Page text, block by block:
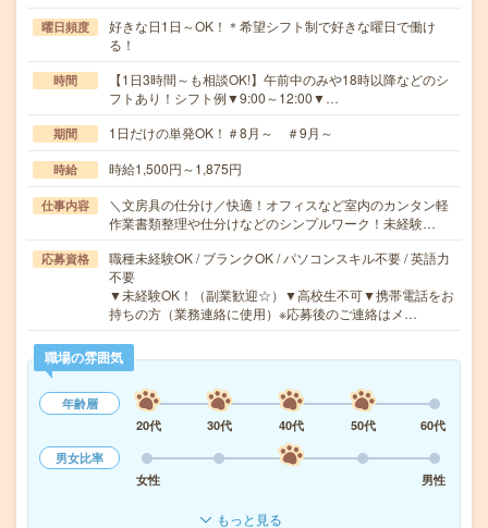
曜日頻度
好きな日1日～OK！＊希望シフト制で好きな曜日で働け
る！
時間
【1日3時間～も相談OK!】午前中のみや18時以降などのシ
フトあり！シフト例▼9:00～12:00▼…
期間 1日だけの単発OK！＃8月～ ＃9月～
時給 時給1,500円～1,875円
仕事内容
＼文房具の仕分け／快適！オフィスなど室内のカンタン軽
作業書類整理や仕分けなどのシンプルワーク！未経験…
応募資格
職種未経験OK / ブランクOK / パソコンスキル不要 / 英語力
不要
▼未経験OK！（副業歓迎☆）▼高校生不可▼携帯電話をお
持ちの方（業務連絡に使用）※応募後のご連絡はメ…
職場の雰囲気
年齢層
20代
30代 40代 50代
60代
男女比率
女性
男性
もっと見る